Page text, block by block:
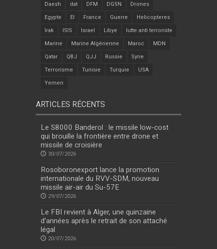
Daesh dat DFM DGSN Drones
Egypte EI France Guerre Helicopteres
Irak ISIS Israel Libye lutte anti terroriste
Marine Marine Algérienne Maroc MDN
Qatar QBJ QJJ Russie Syrie
Terrorisme Tunisie Turquie USA
Yemen
ARTICLES RÉCENTS
Le S8000 Banderol : le missile low-cost
qui brouille la frontière entre drone et
missile de croisière
30/07/2026
Rosoboronexport lance la promotion
internationale du RVV-SDM, nouveau
missile air-air du Su-57E
29/07/2026
Le FBI revient à Alger, une quinzaine
d’années après le retrait de son attaché
légal
20/07/2026